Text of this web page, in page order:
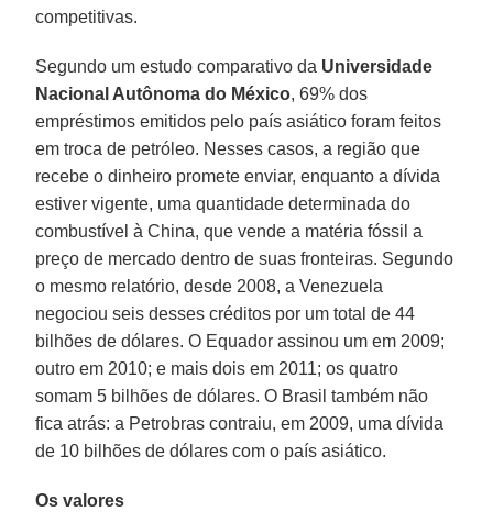
competitivas.
Segundo um estudo comparativo da Universidade
Nacional Autônoma do México, 69% dos
empréstimos emitidos pelo país asiático foram feitos
em troca de petróleo. Nesses casos, a região que
recebe o dinheiro promete enviar, enquanto a dívida
estiver vigente, uma quantidade determinada do
combustível à China, que vende a matéria fóssil a
preço de mercado dentro de suas fronteiras. Segundo
o mesmo relatório, desde 2008, a Venezuela
negociou seis desses créditos por um total de 44
bilhões de dólares. O Equador assinou um em 2009;
outro em 2010; e mais dois em 2011; os quatro
somam 5 bilhões de dólares. O Brasil também não
fica atrás: a Petrobras contraiu, em 2009, uma dívida
de 10 bilhões de dólares com o país asiático.
Os valores